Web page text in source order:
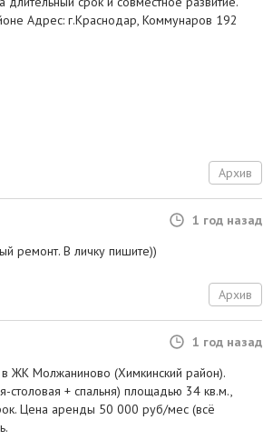
Адрес: г.Краснодар, Коммунаров 192
Архив
1 год назад
ремонт. В личку пишите))
Архив
1 год назад
ЖК Молжаниново (Химкинский район).
+ спальня) площадью 34 кв.м.,
Цена аренды 50 000 руб/мес (всё